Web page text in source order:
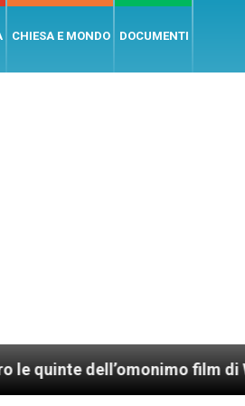
CHIESA E MONDO DOCUMENTI
film di Wim Wenders